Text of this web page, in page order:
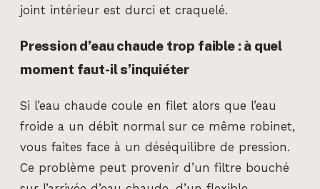
joint intérieur est durci et craquelé.
Pression d’eau chaude trop faible : à quel
moment faut-il s’inquiéter
Si l’eau chaude coule en filet alors que l’eau
froide a un débit normal sur ce même robinet,
vous faites face à un déséquilibre de pression.
Ce problème peut provenir d’un filtre bouché